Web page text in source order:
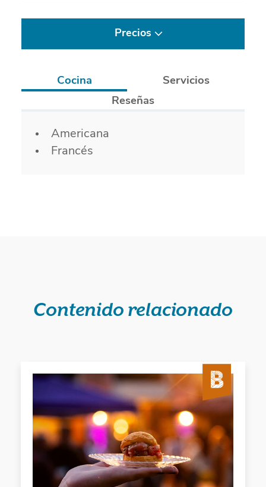
Precios
Cocina
Servicios
Reseñas
Detalles
Americana
Francés
Contenido relacionado